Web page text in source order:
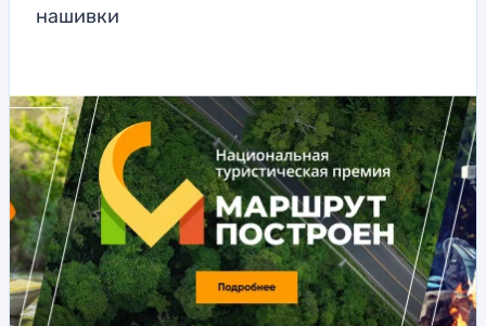
нашивки